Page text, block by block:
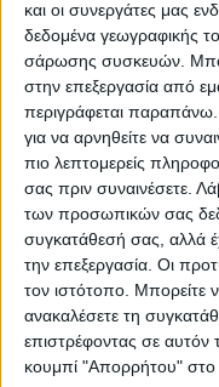
και οι συνεργάτες μας
δεδομένα γεωγραφικής
σάρωσης συσκευών.
στην επεξεργασία από
περιγράφεται παραπάνω.
για να αρνηθείτε να
πιο λεπτομερείς
σας πριν συναινέσετε.
των προσωπικών σας
συγκατάθεσή σας, αλλά
την επεξεργασία. Οι
τον ιστότοπο. Μπορείτε
ανακαλέσετε τη
επιστρέφοντας σε αυτόν
κουμπί "Απορρήτου" στο
αντιμέτωπος με
το κόστος παραγωγής
ανταγωνιστικότητα.
διοργανώνει την
Ανταγωνιστικότητα:
στόχο αυτή να
ουσιαστικό διάλογο,
Πολιτική Ηγεσία, τη
Ακαδημαϊκή
Κλάδο των
Κεντρικός άξονας της
μετάβαση«από το
τον ρόλο της
φυτών ως βασικού
παραγωγικότητας, τη
τη βιώσιμη ανάπτυξη